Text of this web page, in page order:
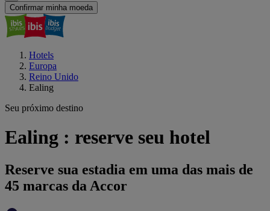
Confirmar minha moeda
Hotels
Europa
Reino Unido
Ealing
Seu próximo destino
Ealing : reserve seu hotel
Reserve sua estadia em uma das mais de
45 marcas da Accor